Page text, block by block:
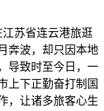
苏省连云港旅逛
奔波，却只因本地
导致时至今日，一
上下正勤奋打制国
，让诸多旅客心生